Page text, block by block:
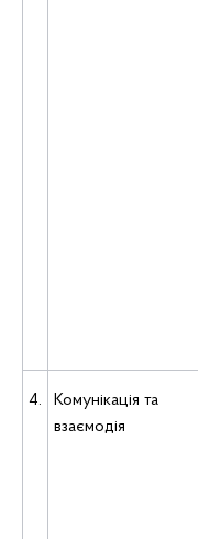
4.
Комунікація та
взаємодія